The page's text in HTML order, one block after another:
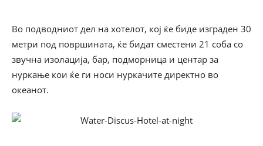
Во подводниот дел на хотелот, кој ќе биде изграден 30
метри под површината, ќе бидат сместени 21 соба со
звучна изолација, бар, подморница и центар за
нуркање кои ќе ги носи нуркачите директно во
океанот.